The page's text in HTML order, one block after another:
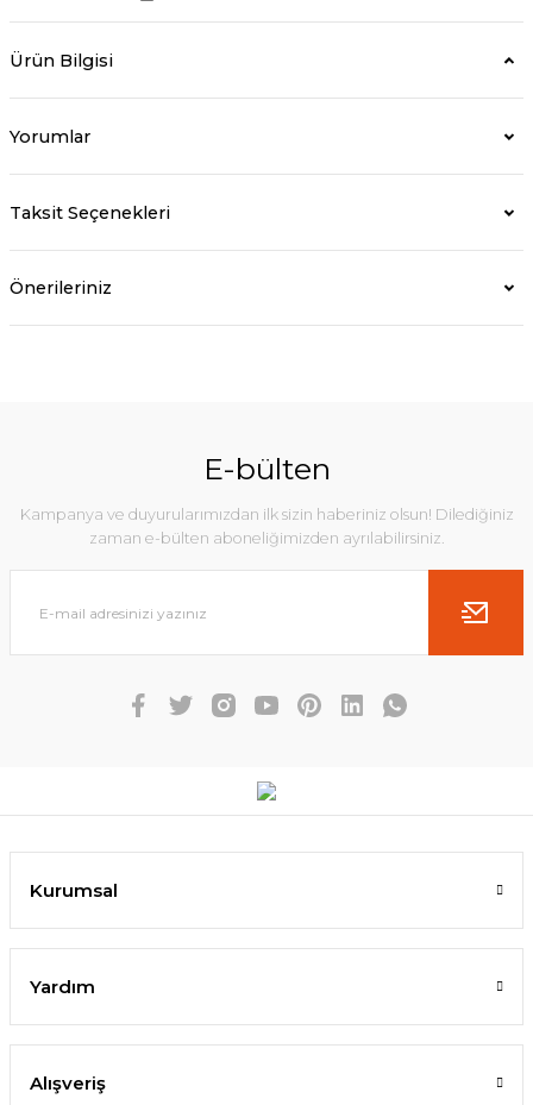
Ürün Bilgisi
Yorumlar
Taksit Seçenekleri
Önerileriniz
E-bülten
Kampanya ve duyurularımızdan ilk sizin haberiniz olsun! Dilediğiniz
zaman e-bülten aboneliğimizden ayrılabilirsiniz.
Kurumsal
Yardım
Alışveriş